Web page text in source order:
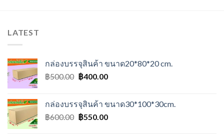
LATEST
กล่องบรรจุสินค้า ขนาด20*80*20 cm.
฿500.00 Original
฿500.00.
฿400.00Current
฿400.00.
กล่องบรรจุสินค้า ขนาด30*100*30cm.
฿600.00 Original
฿550.00Current